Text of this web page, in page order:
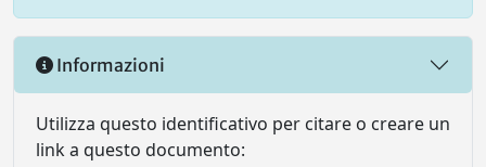
Informazioni
Utilizza questo identificativo per citare o creare un
link a questo documento: